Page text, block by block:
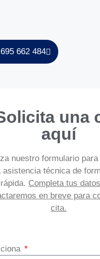
662 484
una
aquí
nuestro formulario
asistencia técnica de
rápida. Completa tus
en breve para
cita.